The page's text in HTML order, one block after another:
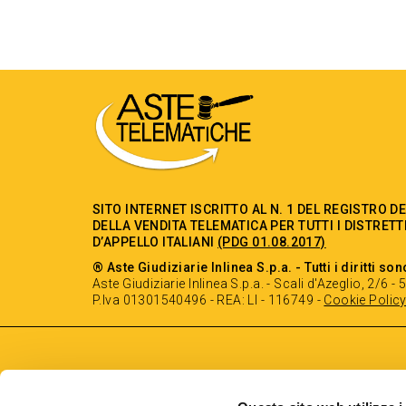
SITO INTERNET ISCRITTO AL N. 1 DEL REGISTRO
DELLA VENDITA TELEMATICA PER TUTTI I
D’APPELLO ITALIANI (PDG 01.08.2017)
® Aste Giudiziarie Inlinea S.p.a. - Tutti i diritti
Aste Giudiziarie Inlinea S.p.a. - Scali d'Azeglio, 2/6 -
P.Iva 01301540496 - REA: LI - 116749 - Cookie Policy